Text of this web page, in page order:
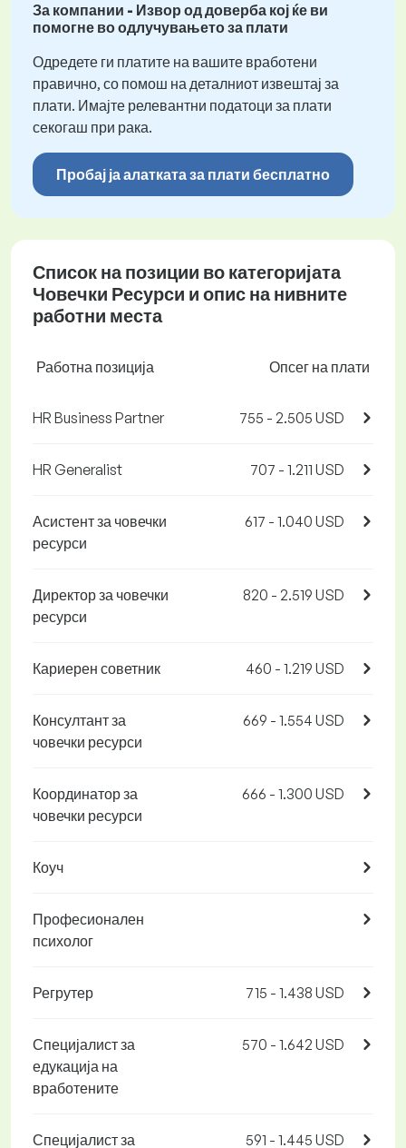
За компании - Извор од доверба кој ќе ви
помогне во одлучувањето за плати
Одредете ги платите на вашите вработени
правично, со помош на деталниот извештај за
плати. Имајте релевантни податоци за плати
секогаш при рака.
Пробај ја алатката за плати бесплатно
Список на позиции во категоријата
Човечки Ресурси и опис на нивните
работни места
Работна позиција Опсег на плати
HR Business Partner 755 - 2.505 USD
HR Generalist 707 - 1.211 USD
Асистент за човечки
ресурси
617 - 1.040 USD
Директор за човечки
ресурси
820 - 2.519 USD
Кариерен советник 460 - 1.219 USD
Консултант за
човечки ресурси
669 - 1.554 USD
Координатор за
човечки ресурси
666 - 1.300 USD
Коуч
Професионален
психолог
Регрутер 715 - 1.438 USD
Специјалист за
едукација на
вработените
570 - 1.642 USD
Специјалист за 591 - 1.445 USD